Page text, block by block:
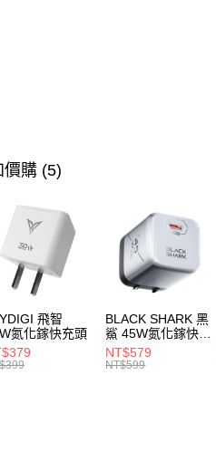
價購 (5)
飛智
氮化鎵快充頭
BLACK SHARK 黑
鯊 45W氮化鎵快充
頭
NT$579
NT$599